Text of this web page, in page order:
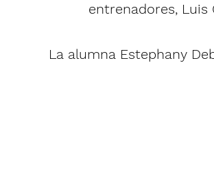
entrenadores, Luis
La alumna Estephany